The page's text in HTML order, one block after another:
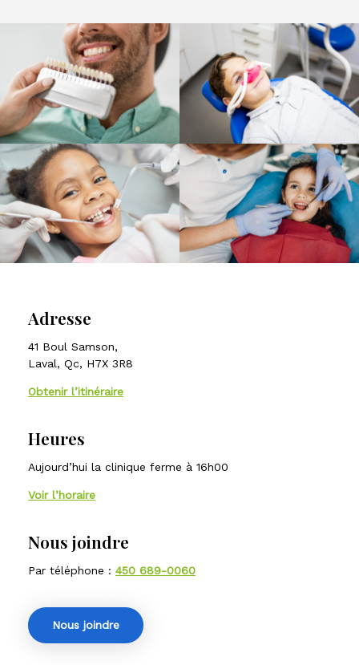
Adresse
41 Boul Samson,
Laval, Qc, H7X 3R8
Obtenir l’itinéraire
Heures
Aujourd’hui la clinique ferme à 16h00
Voir l’horaire
Nous joindre
Par téléphone : 450 689-0060
Nous joindre